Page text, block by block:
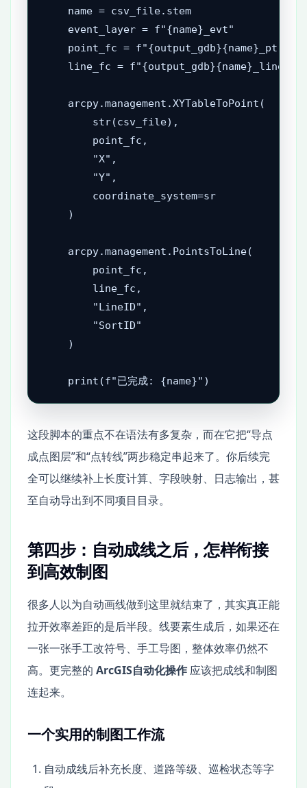
    name = csv_file.stem
    event_layer = f"{name}_evt"
    point_fc = f"{output_gdb}{name}_pt"
    line_fc = f"{output_gdb}{name}_line"
    arcpy.management.XYTableToPoint(
        str(csv_file),
        point_fc,
        "X",
        "Y",
        coordinate_system=sr
    )
    arcpy.management.PointsToLine(
        point_fc,
        line_fc,
        "LineID",
        "SortID"
    )
这段脚本的重点不在语法有多复杂，而在它把“导点
成点图层”和“点转线”两步稳定串起来了。你后续完
全可以继续补上长度计算、字段映射、日志输出，甚
至自动导出到不同项目目录。
第四步：自动成线之后，怎样衔接
到高效制图
很多人以为自动画线做到这里就结束了，其实真正能
拉开效率差距的是后半段。线要素生成后，如果还在
一张一张手工改符号、手工导图，整体效率仍然不
高。更完整的 ArcGIS自动化操作 应该把成线和制图
连起来。
一个实用的制图工作流
自动成线后补充长度、道路等级、巡检状态等字